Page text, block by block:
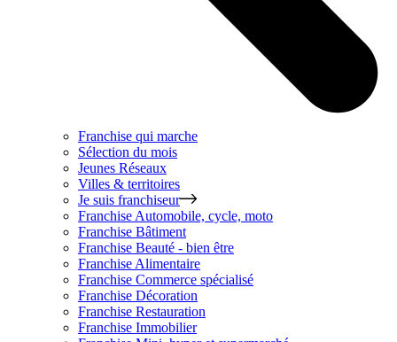
Franchise qui marche
Sélection du mois
Jeunes Réseaux
Villes & territoires
Je suis franchiseur
Franchise Automobile, cycle, moto
Franchise Bâtiment
Franchise Beauté - bien être
Franchise Alimentaire
Franchise Commerce spécialisé
Franchise Décoration
Franchise Restauration
Franchise Immobilier